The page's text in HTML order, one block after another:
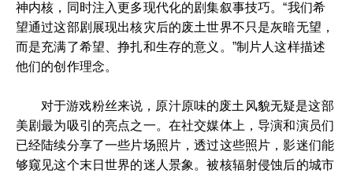
神内核，同时注入更多现代化的剧集叙事技巧。“我们希
望通过这部剧展现出核灾后的废土世界不只是灰暗无望，
而是充满了希望、挣扎和生存的意义。”制片人这样描述
他们的创作理念。
对于游戏粉丝来说，原汁原味的废土风貌无疑是这部
美剧最为吸引的亮点之一。在社交媒体上，导演和演员们
已经陆续分享了一些片场照片，透过这些照片，影迷们能
够窥见这个末日世界的迷人景象。被核辐射侵蚀后的城市